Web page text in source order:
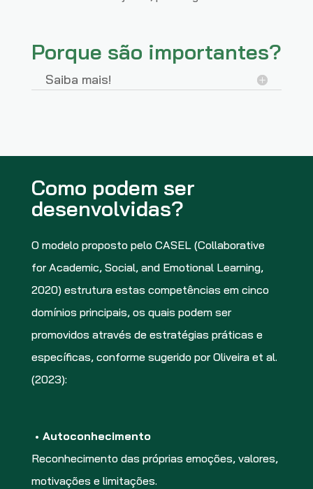
Porque são importantes?
Saiba mais!
Como podem ser
desenvolvidas?
O modelo proposto pelo CASEL (Collaborative
for Academic, Social, and Emotional Learning,
2020) estrutura estas competências em cinco
domínios principais, os quais podem ser
promovidos através de estratégias práticas e
específicas, conforme sugerido por Oliveira et al.
(2023):
• Autoconhecimento
Reconhecimento das próprias emoções, valores,
motivações e limitações.